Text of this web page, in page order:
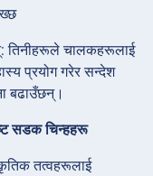
तिनीहरूले चालकहरूलाई
प्रयोग गरेर सन्देश
बढाउँछन्।
सडक चिन्हहरू
तत्वहरूलाई